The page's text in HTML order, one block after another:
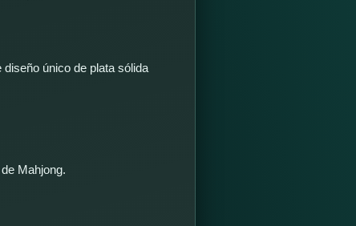
único de plata sólida
Mahjong.